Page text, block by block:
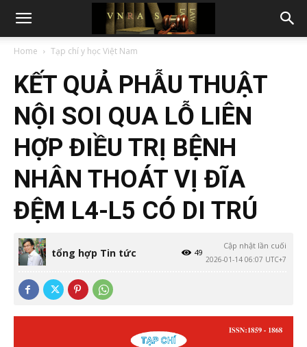
Home Tạp chí y học Việt Nam
KẾT QUẢ PHẪU THUẬT
NỘI SOI QUA LỖ LIÊN
HỢP ĐIỀU TRỊ BỆNH
NHÂN THOÁT VỊ ĐĨA
ĐỆM L4-L5 CÓ DI TRÚ
tổng hợp Tin tức
Cập nhật lần cuối
2026-01-14 06:07 UTC+7
49